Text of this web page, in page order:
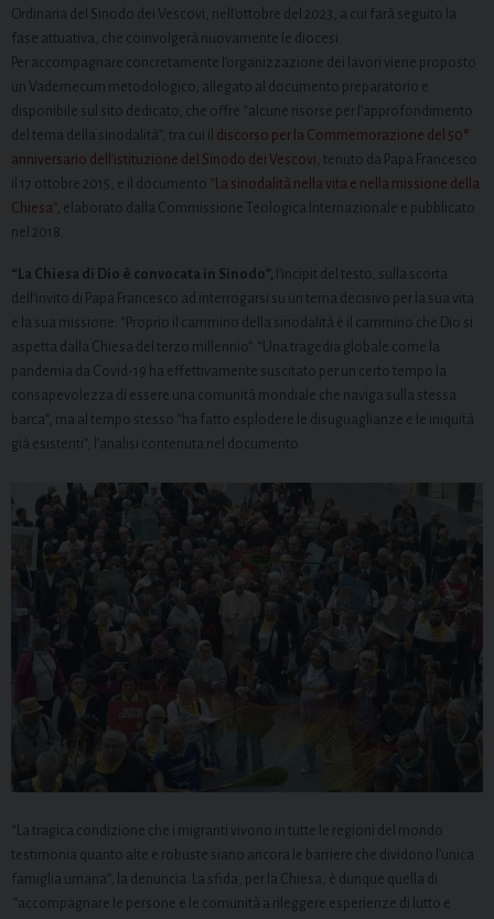
Ordinaria del Sinodo dei Vescovi, nell’ottobre del 2023, a cui farà seguito la
fase attuativa, che coinvolgerà nuovamente le diocesi.
Per accompagnare concretamente l’organizzazione dei lavori viene proposto
un Vademecum metodologico, allegato al documento preparatorio e
disponibile sul sito dedicato, che offre “alcune risorse per l’approfondimento
del tema della sinodalità”, tra cui il discorso per la Commemorazione del 50°
anniversario dell’istituzione del Sinodo dei Vescovi , tenuto da Papa Francesco
il 17 ottobre 2015, e il documento “ La sinodalità nella vita e nella missione della
Chiesa”, elaborato dalla Commissione Teologica Internazionale e pubblicato
nel 2018.
“La Chiesa di Dio è convocata in Sinodo”, l’incipit del testo, sulla scorta
dell’invito di Papa Francesco ad interrogarsi su un tema decisivo per la sua vita
e la sua missione: “Proprio il cammino della sinodalità è il cammino che Dio si
aspetta dalla Chiesa del terzo millennio”. “Una tragedia globale come la
pandemia da Covid-19 ha effettivamente suscitato per un certo tempo la
consapevolezza di essere una comunità mondiale che naviga sulla stessa
barca”, ma al tempo stesso “ha fatto esplodere le disuguaglianze e le iniquità
già esistenti”, l’analisi contenuta nel documento.
“La tragica condizione che i migranti vivono in tutte le regioni del mondo
testimonia quanto alte e robuste siano ancora le barriere che dividono l’unica
famiglia umana”, la denuncia. La sfida, per la Chiesa, è dunque quella di
”accompagnare le persone e le comunità a rileggere esperienze di lutto e